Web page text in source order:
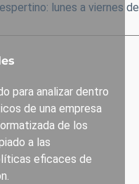
lunes a viernes
para analizar dentro
de una empresa
de los
a las
eficaces de